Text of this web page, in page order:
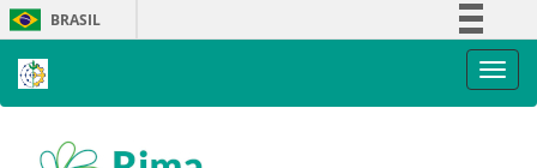
Skip
navigation
BRASIL